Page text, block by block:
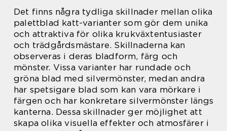
Det finns några tydliga skillnader mellan olika
palettblad katt-varianter som gör dem unika
och attraktiva för olika krukväxtentusiaster
och trädgårdsmästare. Skillnaderna kan
observeras i deras bladform, färg och
mönster. Vissa varianter har rundade och
gröna blad med silvermönster, medan andra
har spetsigare blad som kan vara mörkare i
färgen och har konkretare silvermönster längs
kanterna. Dessa skillnader ger möjlighet att
skapa olika visuella effekter och atmosfärer i